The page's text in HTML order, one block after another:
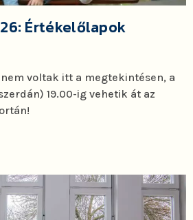
Értékelőlapok
voltak itt a megtekintésen, a
19.00-ig vehetik át az